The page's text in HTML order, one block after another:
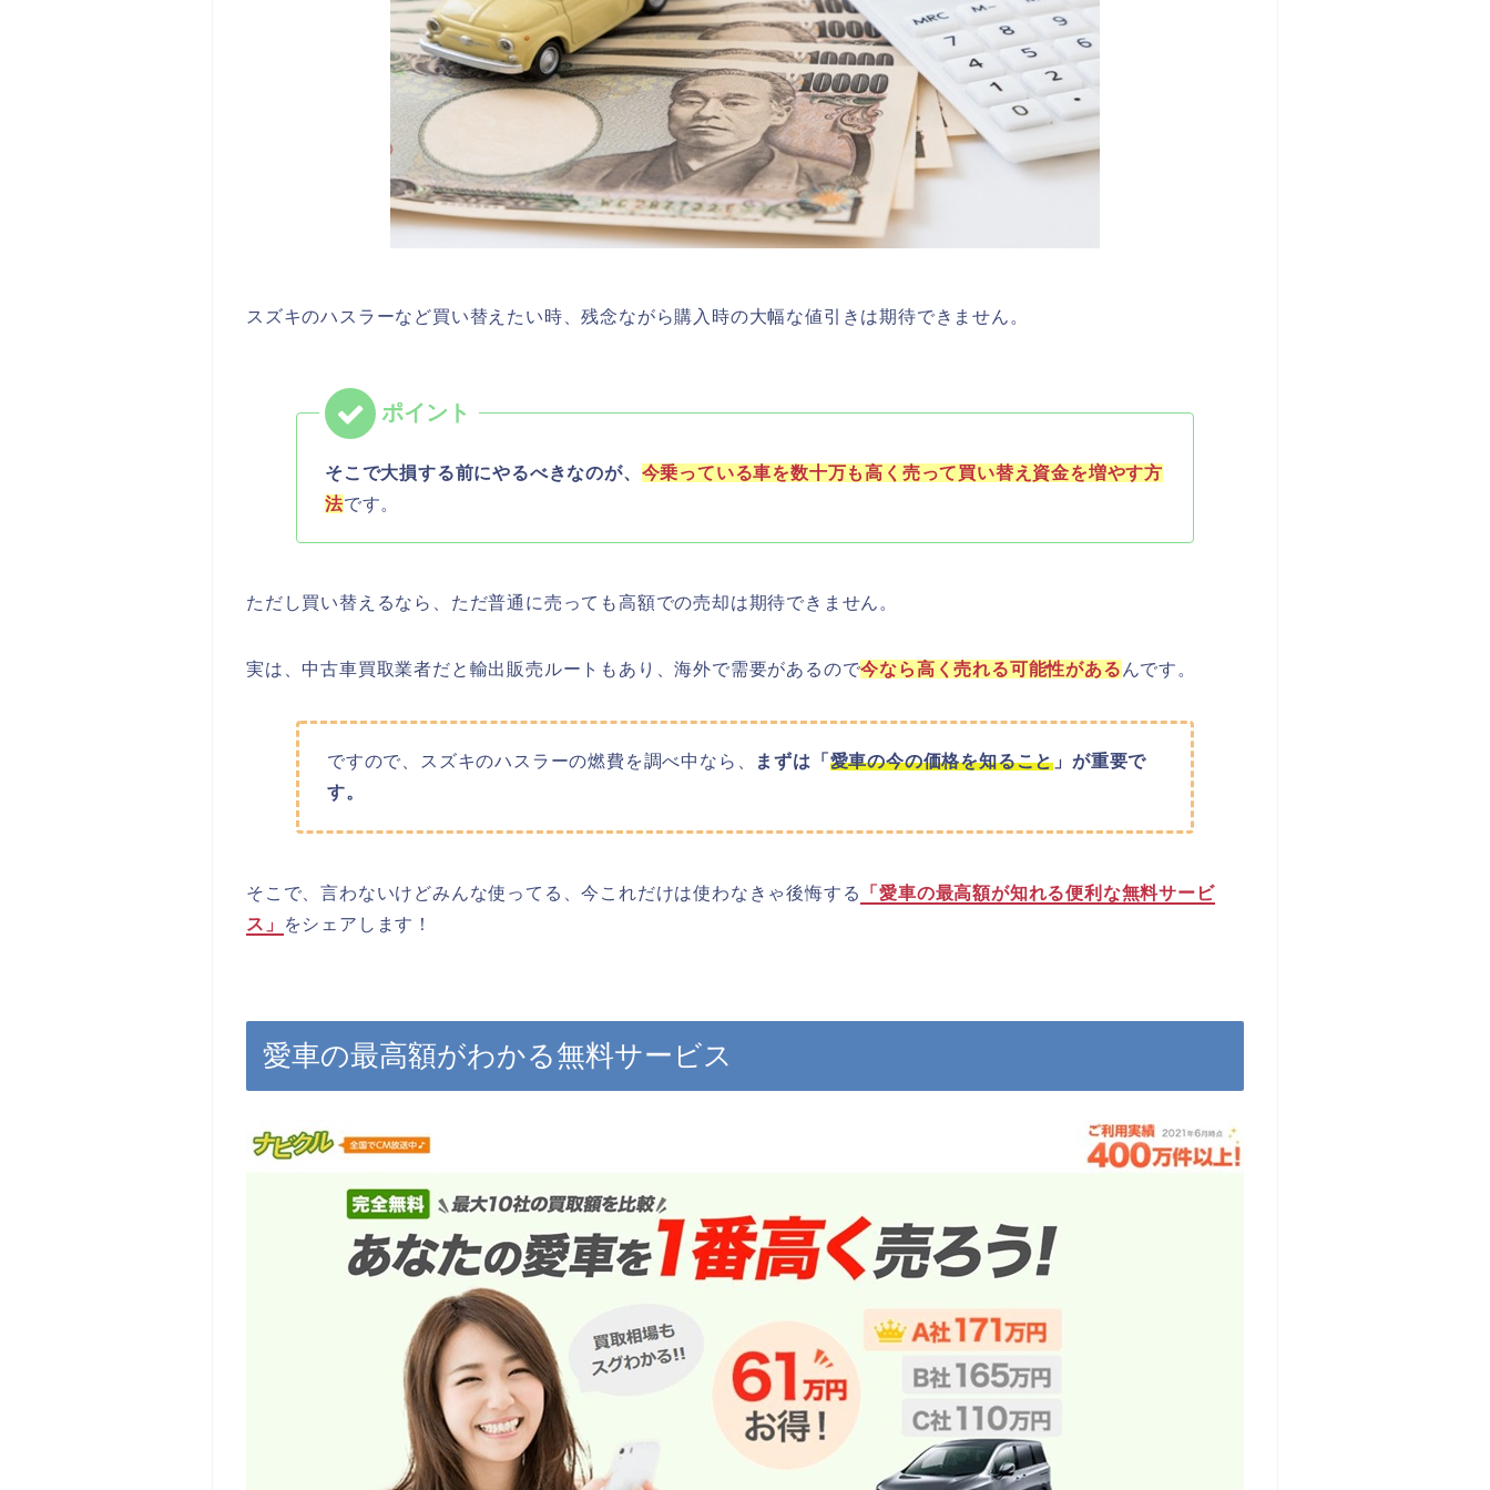
スズキのハスラーなど買い替えたい時、残念ながら購入時の大幅な値引きは期待できません。
そこで大損する前にやるべきなのが、 今乗っている車を数十万も高く売って買い替え資金を増やす方
法です。
ただし買い替えるなら、ただ普通に売っても高額での売却は期待できません。
実は、中古車買取業者だと輸出販売ルートもあり、海外で需要があるので今なら高く売れる可能性がある んです。
ですので、スズキのハスラーの燃費を調べ中なら、 まずは「 愛車の今の価格を知ること 」が重要で
す。
そこで、言わないけどみんな使ってる、今これだけは使わなきゃ後悔する
「愛車の最高額が知れる便利な無料サービ
ス」
をシェアします！
愛車の最高額がわかる無料サービス